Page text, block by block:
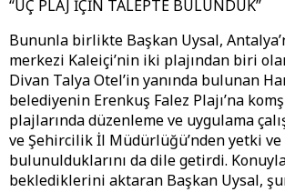
“ÜÇ PLAJ İÇİN TALEPTE BULUNDUK”
Bununla birlikte Başkan Uysal,
merkezi Kaleiçi’nin iki plajından biri
Divan Talya Otel’in yanında bulunan
belediyenin Erenkuş Falez Plajı’na
plajlarında düzenleme ve uygulama
ve Şehircilik İl Müdürlüğü’nden yetki
bulunulduklarını da dile getirdi.
beklediklerini aktaran Başkan Uysal,